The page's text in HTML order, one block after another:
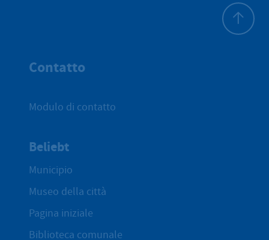
Contatto
Modulo di contatto
Beliebt
Municipio
Museo della città
Pagina iniziale
Biblioteca comunale